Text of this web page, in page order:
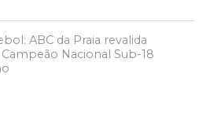
ABC da Praia revalida
Nacional Sub-18